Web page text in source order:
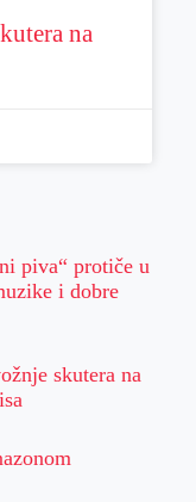
na
piva“ protiče u
i dobre
skutera na